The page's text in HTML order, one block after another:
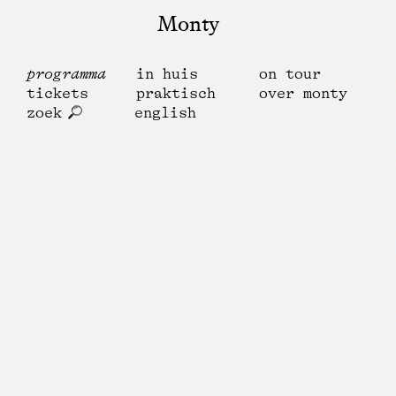
Monty
programma in huis
on tour
tickets
praktisch
over monty
zoek
english